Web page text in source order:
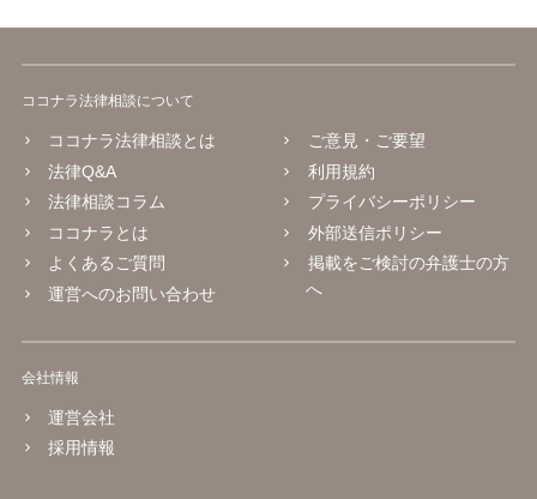
建物の明渡しの条件として又は建物の明渡しと引換えに建物の賃借人
考慮して、正当の事由があると認められる場合でなければ、すること
ができない。
ココナラ法律相談について
ココナラ法律相談とは
法律Q&A
法律相談コラム
ココナラとは
よくあるご質問
運営へのお問い合わせ
ご意見・ご要望
利用規約
プライバシーポリシー
外部送信ポリシー
掲載をご検討の弁護士の方
へ
会社情報
運営会社
採用情報